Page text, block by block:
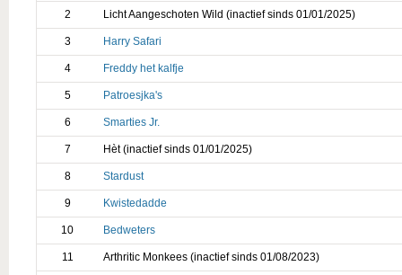
2 Licht Aangeschoten Wild (inactief sinds 01/01/2025)
3 Harry Safari
4 Freddy het kalfje
5 Patroesjka's
6 Smarties Jr.
7 Hèt (inactief sinds 01/01/2025)
8 Stardust
9 Kwistedadde
10 Bedweters
11 Arthritic Monkees (inactief sinds 01/08/2023)